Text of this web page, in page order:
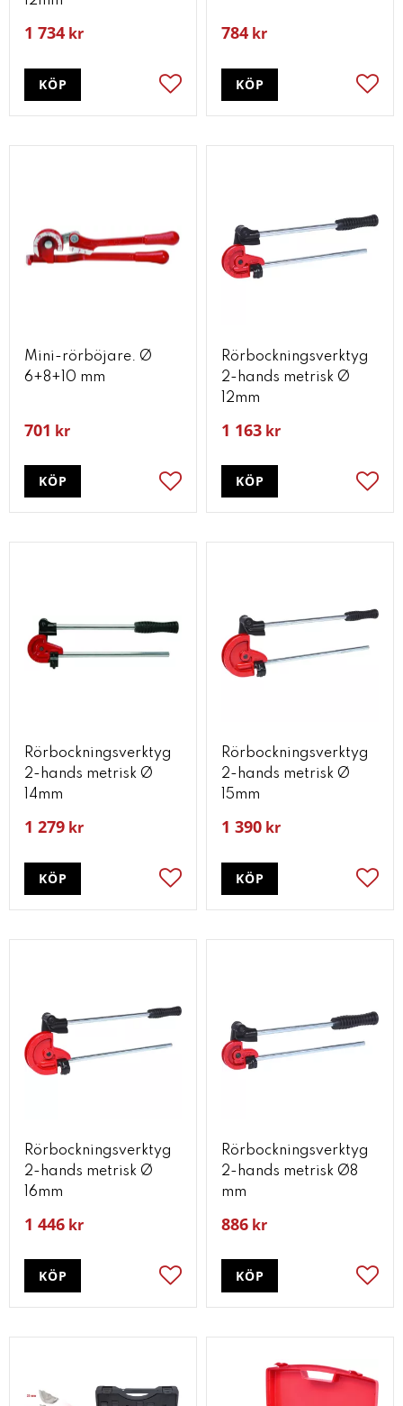
1 734 kr
Lägg till i favoriter
KÖP
784 kr
KÖP
Mini-rörböjare. Ø
6+8+10 mm
701 kr
Lägg till i favoriter
KÖP
Rörbockningsverktyg
2-hands metrisk Ø
12mm
1 163 kr
KÖP
Rörbockningsverktyg
2-hands metrisk Ø
14mm
1 279 kr
Lägg till i favoriter
KÖP
Rörbockningsverktyg
2-hands metrisk Ø
15mm
1 390 kr
KÖP
Rörbockningsverktyg
2-hands metrisk Ø
16mm
1 446 kr
Lägg till i favoriter
KÖP
Rörbockningsverktyg
2-hands metrisk Ø8
mm
886 kr
KÖP